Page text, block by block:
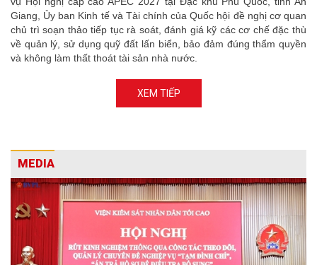
Giang, Ủy ban Kinh tế và Tài chính của Quốc hội đề nghị cơ quan
chủ trì soạn thảo tiếp tục rà soát, đánh giá kỹ các cơ chế đặc thù
về quản lý, sử dụng quỹ đất lấn biển, bảo đảm đúng thẩm quyền
và không làm thất thoát tài sản nhà nước.
XEM TIẾP
MEDIA